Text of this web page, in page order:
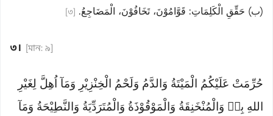
(ب) حَقِّقِ الْكَلِمَاتِ: قَوَّامُوْنَ، تَخَافُوْنَ، الْمَضَاجِعُ. [৩]
৩। [মান: ৯]
حُرِّمَتْ عَلَيْكُمُ الْمَيْتَةُ وَالدَّمُ وَلَحْمُ الْخِنْزِيْرِ وَمَآ اُهِلَّ لِغَيْرِ
اللهِ بِهٖ وَالْمُنْخَنِقَةُ وَالْمَوْقُوْذَةُ وَالْمُتَرَدِّيَةُ وَالنَّطِيْحَةُ وَمَآ